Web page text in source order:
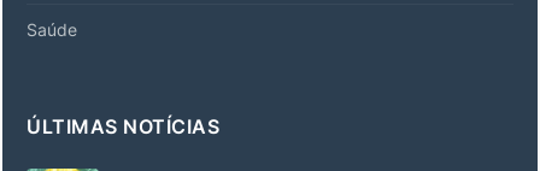
Saúde
ÚLTIMAS NOTÍCIAS